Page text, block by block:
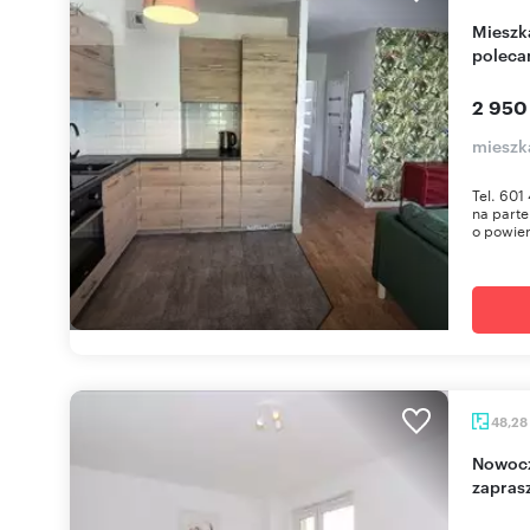
Mieszkanie 54 m² z ogródkami, blisko parków -
2 950
Tel. 601
na
o
48,28
Nowoczesne 2-pokojowe mieszkanie na Krzykach